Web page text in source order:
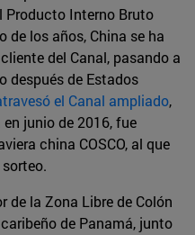
Producto Interno Bruto
de los años, China se ha
del Canal, pasando a
después de Estados
el Canal ampliado,
junio de 2016, fue
china COSCO, al que
de la Zona Libre de Colón
de Panamá, junto